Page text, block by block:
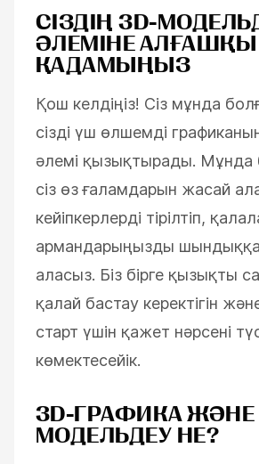
СІЗДІҢ 3D-
ӘЛЕМІНЕ АЛҒАШҚЫ
ҚАДАМЫҢЫЗ
Қош келдіңіз! Сіз мұнда
сізді үш өлшемді
әлемі қызықтырады. Мұнда
сіз өз ғаламдарын жасай
кейіпкерлерді тірілтіп,
армандарыңызды
аласыз. Біз бірге қызықты
қалай бастау керектігін
старт үшін қажет нәрсені
көмектесейік.
3D-ГРАФИКА ЖӘНЕ
МОДЕЛЬДЕУ НЕ?